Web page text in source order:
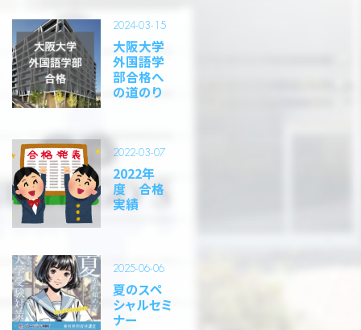
2024-03-15
大阪大学
外国語学
部合格へ
の道のり
2022-03-07
2022年
度 合格
実績
2025-06-06
夏のスペ
シャルセミ
ナー